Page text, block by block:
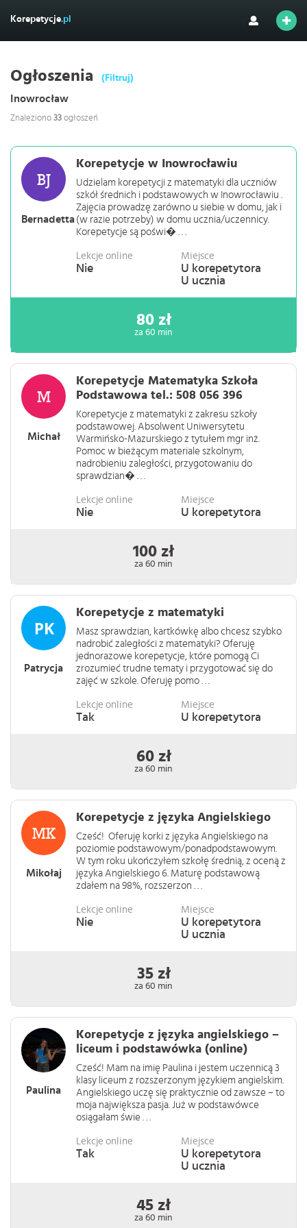
Korepetycje.pl
Ogłoszenia (Filtruj)
Inowrocław
Znaleziono 33 ogłoszeń
Bernadetta
Korepetycje w Inowrocławiu
Udzielam korepetycji z matematyki dla uczniów
szkół średnich i podstawowych w Inowrocławiu .
Zajęcia prowadzę zarówno u siebie w domu, jak i
(w razie potrzeby) w domu ucznia/uczennicy.
Korepetycje są poświ� . . .
Lekcje online
Nie
Miejsce
U korepetytora
U ucznia
80 zł
za 60 min
Michał
Korepetycje Matematyka Szkoła
Podstawowa tel.: 508 056 396
Korepetycje z matematyki z zakresu szkoły
podstawowej. Absolwent Uniwersytetu
Warmińsko-Mazurskiego z tytułem mgr inż.
Pomoc w bieżącym materiale szkolnym,
nadrobieniu zaległości, przygotowaniu do
sprawdzian� . . .
Lekcje online
Nie
Miejsce
U korepetytora
100 zł
za 60 min
Patrycja
Korepetycje z matematyki
Masz sprawdzian, kartkówkę albo chcesz szybko
nadrobić zaległości z matematyki? Oferuję
jednorazowe korepetycje, które pomogą Ci
zrozumieć trudne tematy i przygotować się do
zajęć w szkole. Oferuję pomo . . .
Lekcje online
Tak
Miejsce
U korepetytora
60 zł
za 60 min
Mikołaj
Korepetycje z języka Angielskiego
Cześć! Oferuję korki z języka Angielskiego na
poziomie podstawowym/ponadpodstawowym.
W tym roku ukończyłem szkołę średnią, z oceną z
języka Angielskiego 6. Maturę podstawową
zdałem na 98%, rozszerzon . . .
Lekcje online
Nie
Miejsce
U korepetytora
U ucznia
35 zł
za 60 min
Paulina
Korepetycje z języka angielskiego –
liceum i podstawówka (online)
Cześć! Mam na imię Paulina i jestem uczennicą 3
klasy liceum z rozszerzonym językiem angielskim.
Angielskiego uczę się praktycznie od zawsze – to
moja największa pasja. Już w podstawówce
osiągałam świe . . .
Lekcje online
Tak
Miejsce
U korepetytora
U ucznia
45 zł
za 60 min